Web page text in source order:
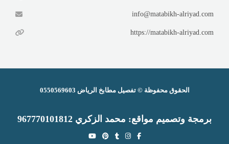
info@matabikh-alriyad.com
https://matabikh-alriyad.com
الحقوق محفوظة ©تفصيل مطابخ الرياض
برمجة وتصميم مواقع: محمد الزكري 9 67770101812
F
I
T
P
Y